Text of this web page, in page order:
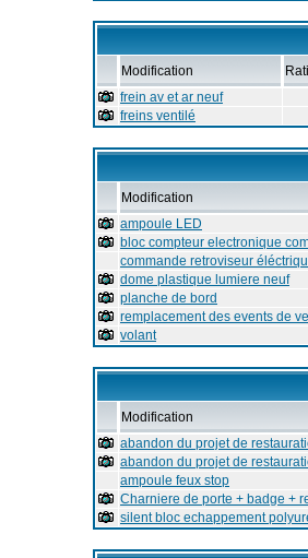
Modification
frein av et ar neuf
freins ventilé
Modification
ampoule LED
bloc compteur electronique
commande retroviseur
dome plastique lumiere neuf
planche de bord
remplacement des events de
volant
Modification
abandon du projet de
abandon du projet de
ampoule feux stop
Charniere de porte + badge +
silent bloc echappement